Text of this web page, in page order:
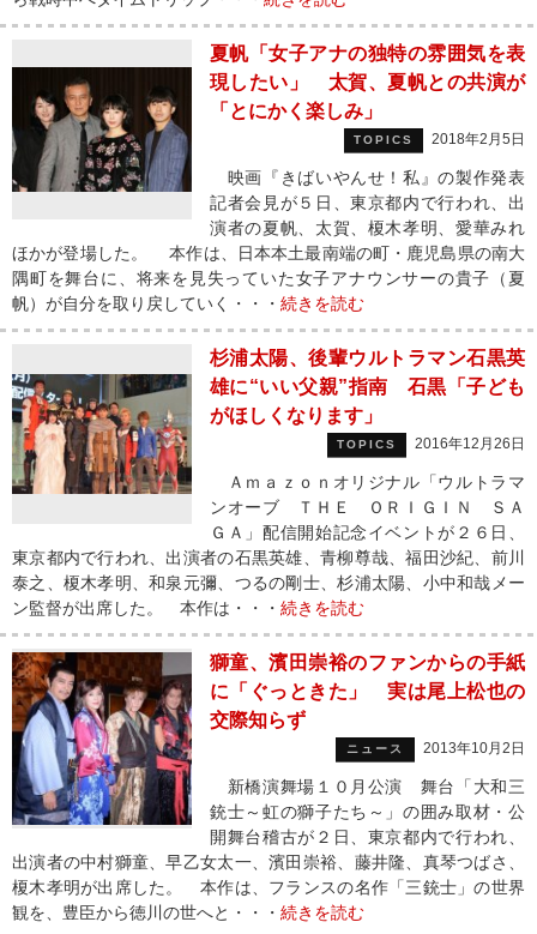
夏帆「女子アナの独特の雰囲気を表
現したい」 太賀、夏帆との共演が
「とにかく楽しみ」
TOPICS 2018年2月5日
映画『きばいやんせ！私』の製作発表
記者会見が５日、東京都内で行われ、出
演者の夏帆、太賀、榎木孝明、愛華みれ
ほかが登場した。 本作は、日本本土最南端の町・鹿児島県の南大
隅町を舞台に、将来を見失っていた女子アナウンサーの貴子（夏
帆）が自分を取り戻していく・・・ 続きを読む
杉浦太陽、後輩ウルトラマン石黒英
雄に“いい父親”指南 石黒「子ども
がほしくなります」
TOPICS 2016年12月26日
Ａｍａｚｏｎオリジナル「ウルトラマ
ンオーブ ＴＨＥ ＯＲＩＧＩＮ ＳＡ
ＧＡ」配信開始記念イベントが２６日、
東京都内で行われ、出演者の石黒英雄、青柳尊哉、福田沙紀、前川
泰之、榎木孝明、和泉元彌、つるの剛士、杉浦太陽、小中和哉メー
ン監督が出席した。 本作は・・・ 続きを読む
獅童、濱田崇裕のファンからの手紙
に「ぐっときた」 実は尾上松也の
交際知らず
ニュース 2013年10月2日
新橋演舞場１０月公演 舞台「大和三
銃士～虹の獅子たち～」の囲み取材・公
開舞台稽古が２日、東京都内で行われ、
出演者の中村獅童、早乙女太一、濱田崇裕、藤井隆、真琴つばさ、
榎木孝明が出席した。 本作は、フランスの名作「三銃士」の世界
観を、豊臣から徳川の世へと・・・ 続きを読む